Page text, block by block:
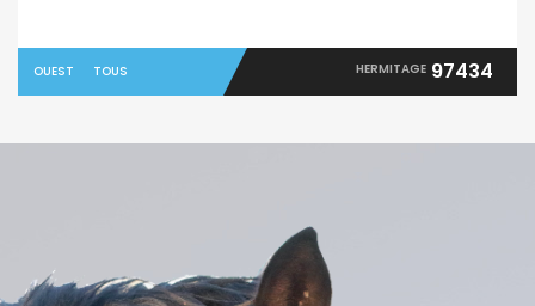
OUEST TOUS HERMITAGE 97434